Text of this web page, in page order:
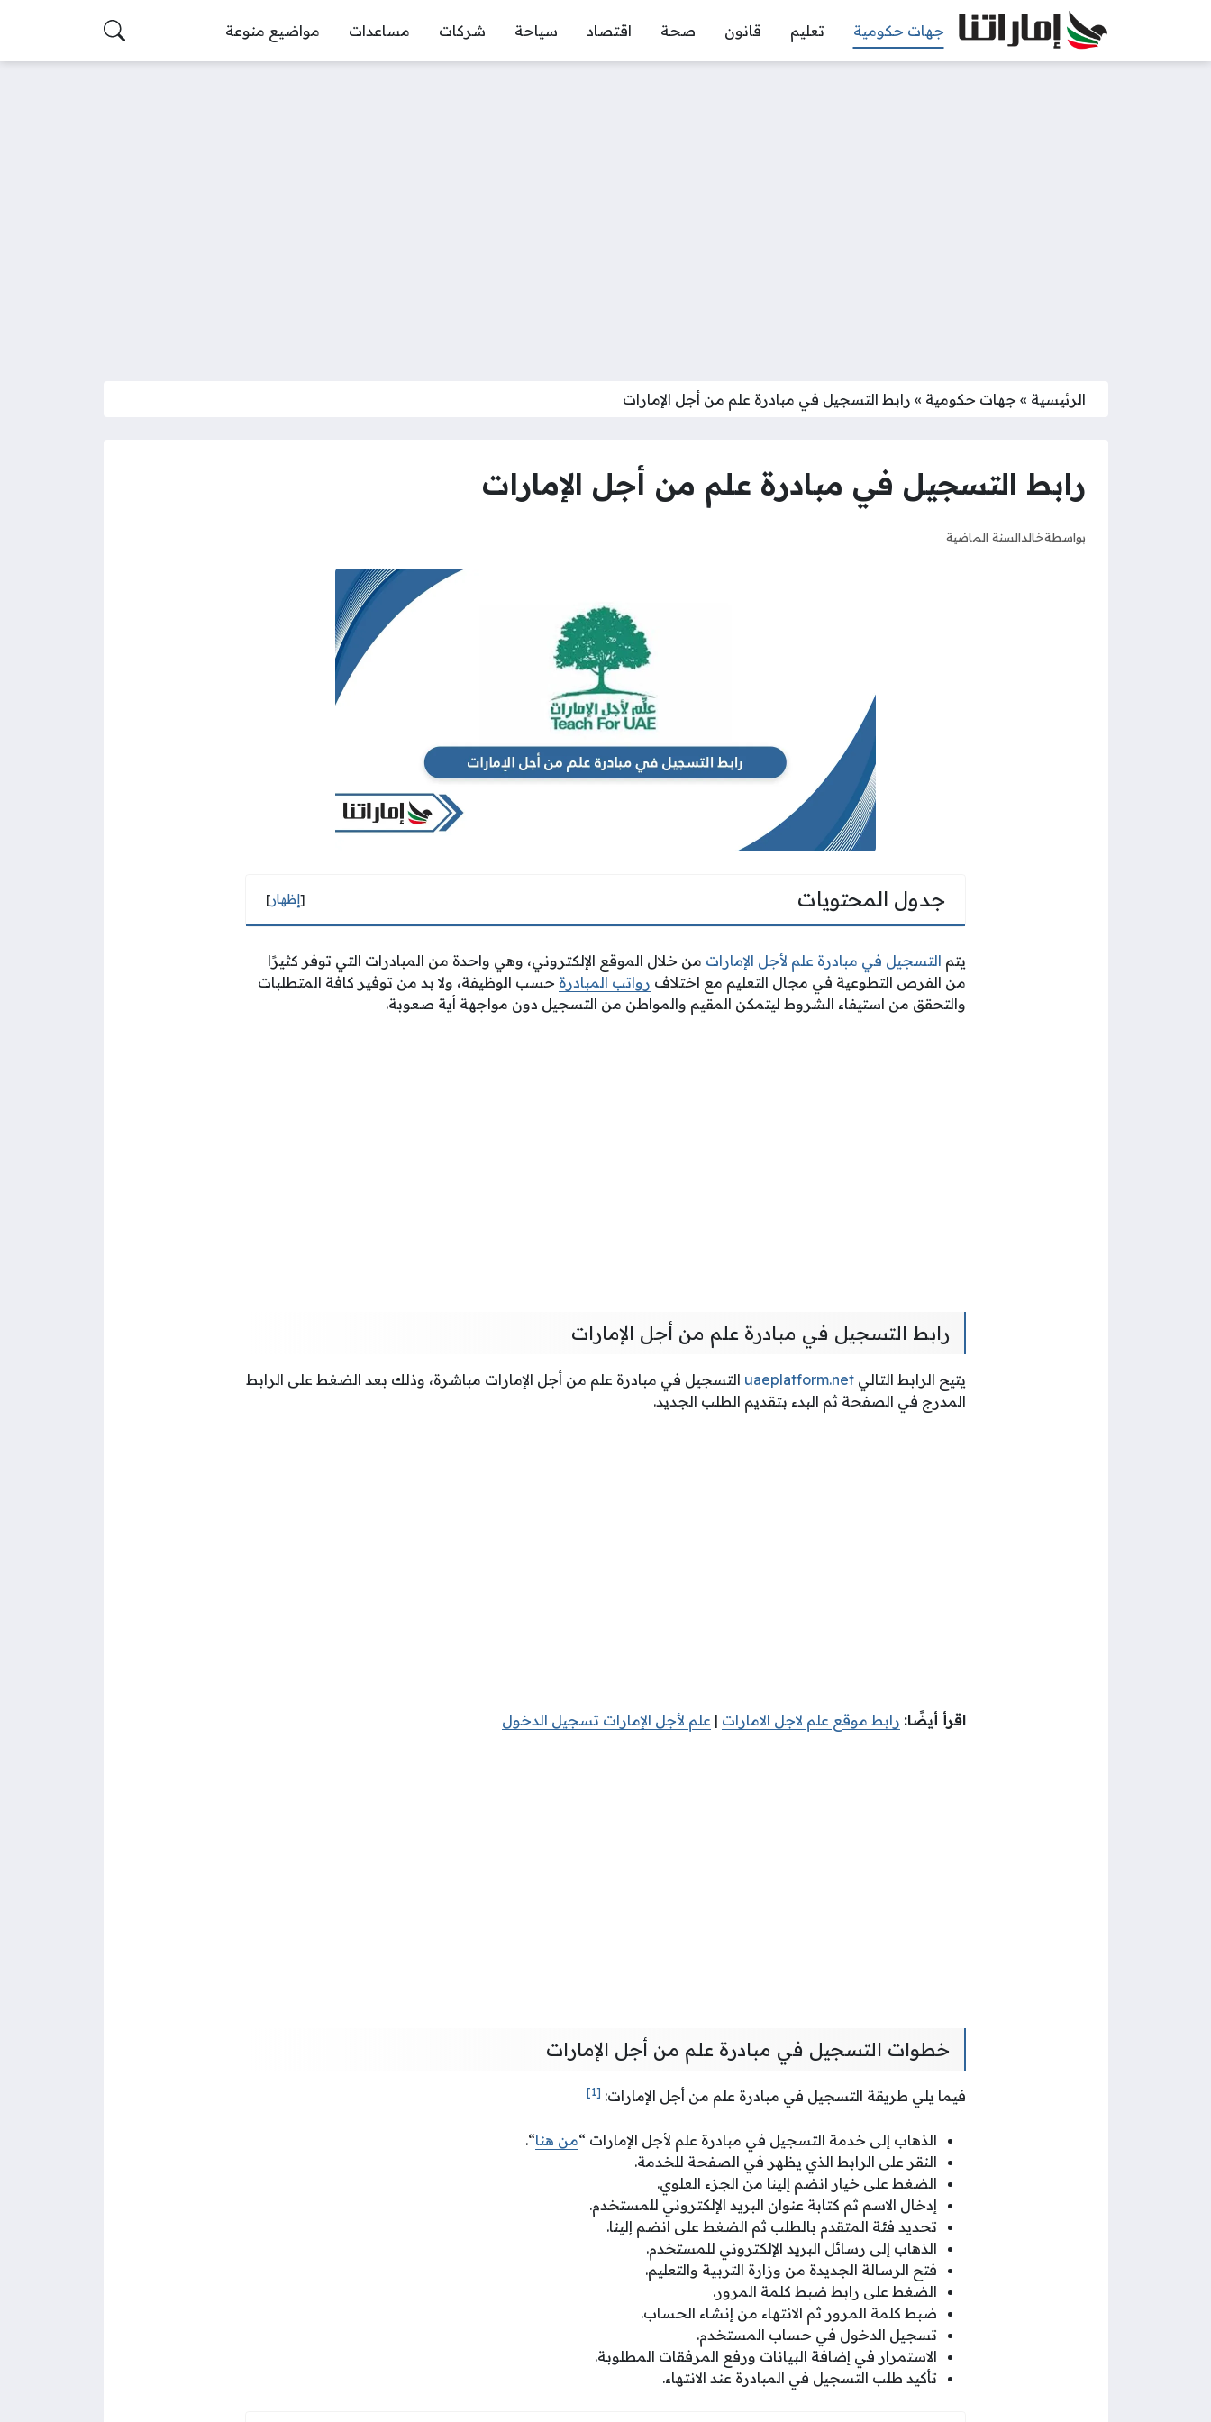
جهات حكومية تعليم قانون صحة اقتصاد سياحة شركات مساعدات مواضيع منوعة
الرئيسية » جهات حكومية » رابط التسجيل في مبادرة علم من أجل الإمارات
رابط التسجيل في مبادرة علم من أجل الإمارات
بواسطةخالدالسنة الماضية
جدول المحتويات [إظهار]
يتم التسجيل في مبادرة علم لأجل الإمارات من خلال الموقع الإلكتروني، وهي واحدة من المبادرات التي توفر كثيرًا
من الفرص التطوعية في مجال التعليم مع اختلاف رواتب المبادرة حسب الوظيفة، ولا بد من توفير كافة المتطلبات
والتحقق من استيفاء الشروط ليتمكن المقيم والمواطن من التسجيل دون مواجهة أية صعوبة.
رابط التسجيل في مبادرة علم من أجل الإمارات
يتيح الرابط التالي uaeplatform.net التسجيل في مبادرة علم من أجل الإمارات مباشرة، وذلك بعد الضغط على الرابط
المدرج في الصفحة ثم البدء بتقديم الطلب الجديد.
اقرأ أيضًا: رابط موقع علم لاجل الامارات | علم لأجل الإمارات تسجيل الدخول
خطوات التسجيل في مبادرة علم من أجل الإمارات
فيما يلي طريقة التسجيل في مبادرة علم من أجل الإمارات: [1]
الذهاب إلى خدمة التسجيل في مبادرة علم لأجل الإمارات “من هنا“.
النقر على الرابط الذي يظهر في الصفحة للخدمة.
الضغط على خيار انضم إلينا من الجزء العلوي.
إدخال الاسم ثم كتابة عنوان البريد الإلكتروني للمستخدم.
تحديد فئة المتقدم بالطلب ثم الضغط على انضم إلينا.
الذهاب إلى رسائل البريد الإلكتروني للمستخدم.
فتح الرسالة الجديدة من وزارة التربية والتعليم.
الضغط على رابط ضبط كلمة المرور.
ضبط كلمة المرور ثم الانتهاء من إنشاء الحساب.
تسجيل الدخول في حساب المستخدم.
الاستمرار في إضافة البيانات ورفع المرفقات المطلوبة.
تأكيد طلب التسجيل في المبادرة عند الانتهاء.